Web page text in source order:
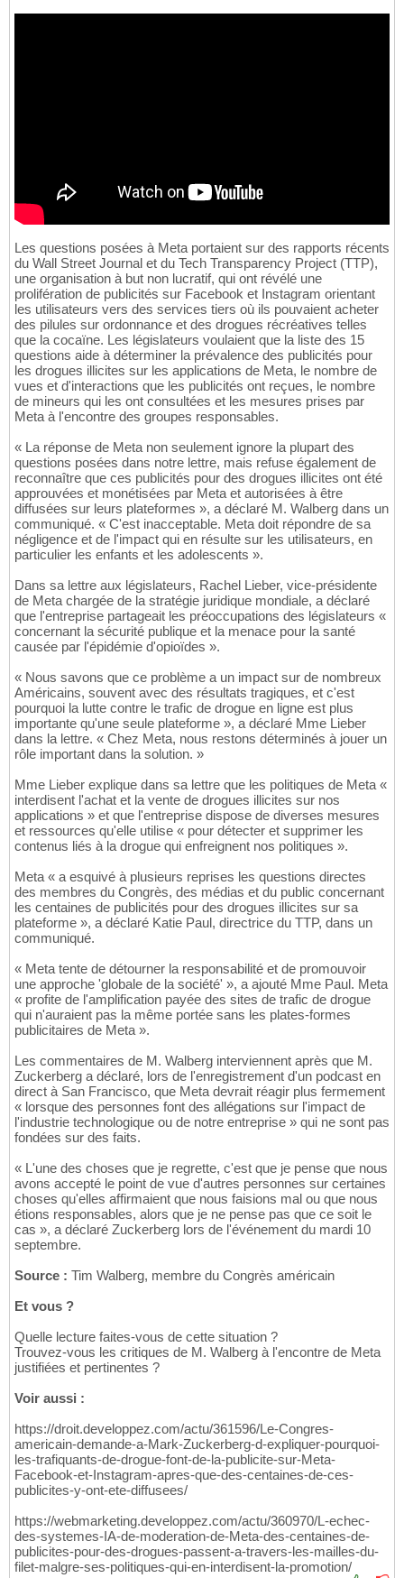
Les questions posées à Meta portaient sur des rapports récents
du Wall Street Journal et du Tech Transparency Project (TTP),
une organisation à but non lucratif, qui ont révélé une
prolifération de publicités sur Facebook et Instagram orientant
les utilisateurs vers des services tiers où ils pouvaient acheter
des pilules sur ordonnance et des drogues récréatives telles
que la cocaïne. Les législateurs voulaient que la liste des 15
questions aide à déterminer la prévalence des publicités pour
les drogues illicites sur les applications de Meta, le nombre de
vues et d'interactions que les publicités ont reçues, le nombre
de mineurs qui les ont consultées et les mesures prises par
Meta à l'encontre des groupes responsables.
« La réponse de Meta non seulement ignore la plupart des
questions posées dans notre lettre, mais refuse également de
reconnaître que ces publicités pour des drogues illicites ont été
approuvées et monétisées par Meta et autorisées à être
diffusées sur leurs plateformes », a déclaré M. Walberg dans un
communiqué. « C'est inacceptable. Meta doit répondre de sa
négligence et de l'impact qui en résulte sur les utilisateurs, en
particulier les enfants et les adolescents ».
Dans sa lettre aux législateurs, Rachel Lieber, vice-présidente
de Meta chargée de la stratégie juridique mondiale, a déclaré
que l'entreprise partageait les préoccupations des législateurs «
concernant la sécurité publique et la menace pour la santé
causée par l'épidémie d'opioïdes ».
« Nous savons que ce problème a un impact sur de nombreux
Américains, souvent avec des résultats tragiques, et c'est
pourquoi la lutte contre le trafic de drogue en ligne est plus
importante qu'une seule plateforme », a déclaré Mme Lieber
dans la lettre. « Chez Meta, nous restons déterminés à jouer un
rôle important dans la solution. »
Mme Lieber explique dans sa lettre que les politiques de Meta «
interdisent l'achat et la vente de drogues illicites sur nos
applications » et que l'entreprise dispose de diverses mesures
et ressources qu'elle utilise « pour détecter et supprimer les
contenus liés à la drogue qui enfreignent nos politiques ».
Meta « a esquivé à plusieurs reprises les questions directes
des membres du Congrès, des médias et du public concernant
les centaines de publicités pour des drogues illicites sur sa
plateforme », a déclaré Katie Paul, directrice du TTP, dans un
communiqué.
« Meta tente de détourner la responsabilité et de promouvoir
une approche 'globale de la société' », a ajouté Mme Paul. Meta
« profite de l'amplification payée des sites de trafic de drogue
qui n'auraient pas la même portée sans les plates-formes
publicitaires de Meta ».
Les commentaires de M. Walberg interviennent après que M.
Zuckerberg a déclaré, lors de l'enregistrement d'un podcast en
direct à San Francisco, que Meta devrait réagir plus fermement
« lorsque des personnes font des allégations sur l'impact de
l'industrie technologique ou de notre entreprise » qui ne sont pas
fondées sur des faits.
« L'une des choses que je regrette, c'est que je pense que nous
avons accepté le point de vue d'autres personnes sur certaines
choses qu'elles affirmaient que nous faisions mal ou que nous
étions responsables, alors que je ne pense pas que ce soit le
cas », a déclaré Zuckerberg lors de l'événement du mardi 10
septembre.
Source : Tim Walberg, membre du Congrès américain
Et vous ?
Quelle lecture faites-vous de cette situation ?
Trouvez-vous les critiques de M. Walberg à l'encontre de Meta
justifiées et pertinentes ?
Voir aussi :
https://droit.developpez.com/actu/361596/Le-Congres-
americain-demande-a-Mark-Zuckerberg-d-expliquer-pourquoi-
les-trafiquants-de-drogue-font-de-la-publicite-sur-Meta-
Facebook-et-Instagram-apres-que-des-centaines-de-ces-
publicites-y-ont-ete-diffusees/
https://webmarketing.developpez.com/actu/360970/L-echec-
des-systemes-IA-de-moderation-de-Meta-des-centaines-de-
publicites-pour-des-drogues-passent-a-travers-les-mailles-du-
filet-malgre-ses-politiques-qui-en-interdisent-la-promotion/